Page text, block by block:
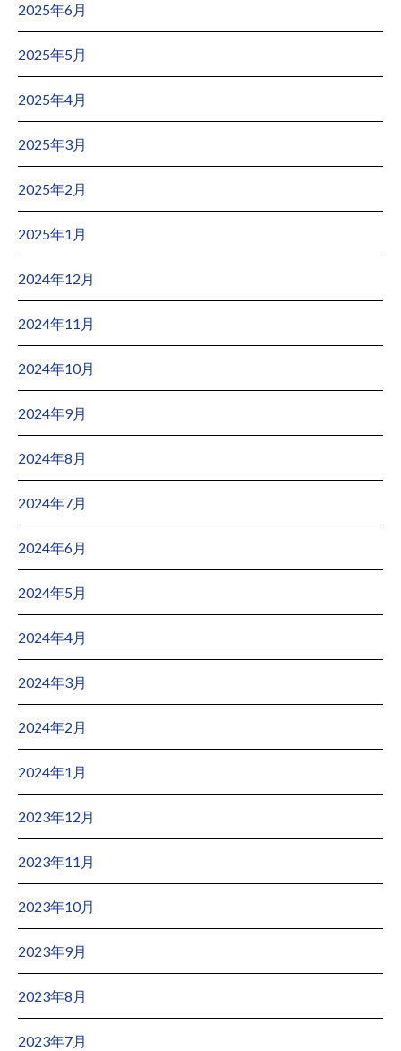
2025年6月
2025年5月
2025年4月
2025年3月
2025年2月
2025年1月
2024年12月
2024年11月
2024年10月
2024年9月
2024年8月
2024年7月
2024年6月
2024年5月
2024年4月
2024年3月
2024年2月
2024年1月
2023年12月
2023年11月
2023年10月
2023年9月
2023年8月
2023年7月